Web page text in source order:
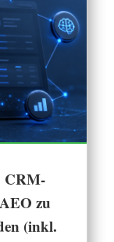
CRM-
zu
(inkl.